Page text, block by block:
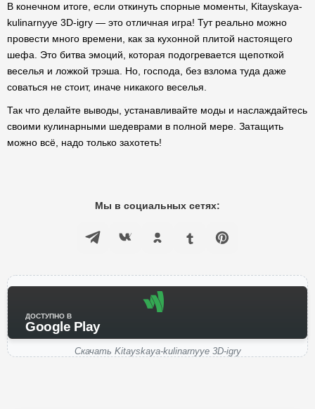
В конечном итоге, если откинуть спорные моменты, Kitayskaya-
kulinarnyye 3D-igry — это отличная игра! Тут реально можно
провести много времени, как за кухонной плитой настоящего
шефа. Это битва эмоций, которая подогревается щепоткой
веселья и ложкой трэша. Но, господа, без взлома туда даже
соваться не стоит, иначе никакого веселья.
Так что делайте выводы, устанавливайте моды и наслаждайтесь
своими кулинарными шедеврами в полной мере. Затащить
можно всё, надо только захотеть!
Мы в социальных сетях:
ДОСТУПНО В
Google Play
Скачать Kitayskaya-kulinarnyye 3D-igry